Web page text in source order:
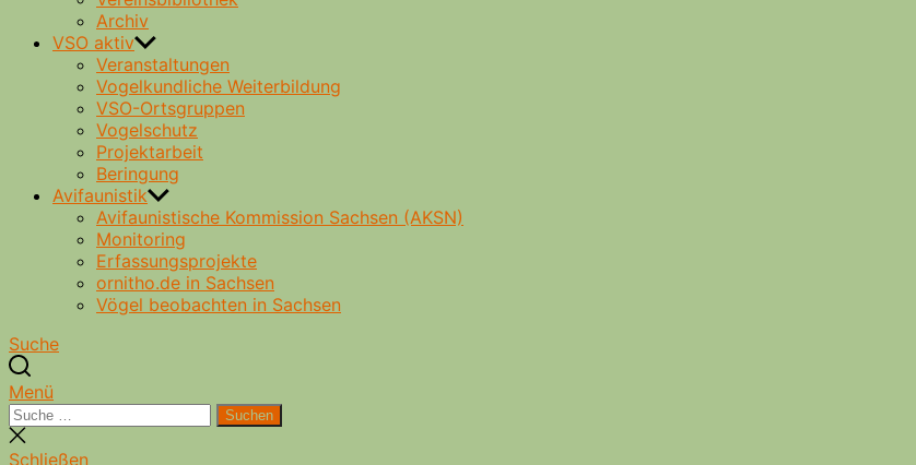
Archiv
VSO aktiv
Veranstaltungen
Vogelkundliche Weiterbildung
VSO-Ortsgruppen
Vogelschutz
Projektarbeit
Beringung
Avifaunistik
Avifaunistische Kommission Sachsen (AKSN)
Monitoring
Erfassungsprojekte
ornitho.de in Sachsen
Vögel beobachten in Sachsen
Suche
Menü
Suche
nach:
Suchen
Suche
schließen
Schließen